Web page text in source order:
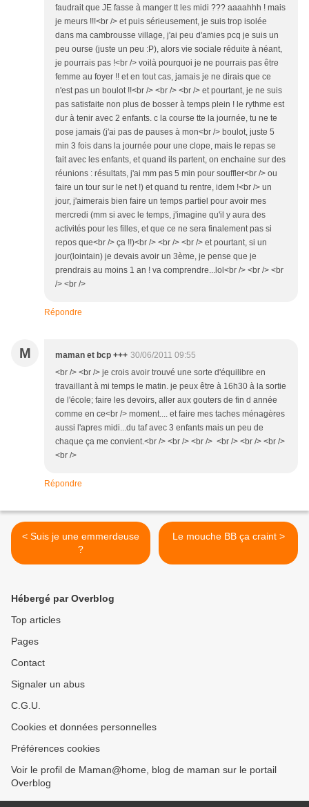
faudrait que JE fasse à manger tt les midi ??? aaaahhh ! mais
je meurs !!!<br /> et puis sérieusement, je suis trop isolée
dans ma cambrousse village, j'ai peu d'amies pcq je suis un
peu ourse (juste un peu :P), alors vie sociale réduite à néant,
je pourrais pas !<br /> voilà pourquoi je ne pourrais pas être
femme au foyer !! et en tout cas, jamais je ne dirais que ce
n'est pas un boulot !!<br /> <br /> <br /> et pourtant, je ne suis
pas satisfaite non plus de bosser à temps plein ! le rythme est
dur à tenir avec 2 enfants. c la course tte la journée, tu ne te
pose jamais (j'ai pas de pauses à mon<br /> boulot, juste 5
min 3 fois dans la journée pour une clope, mais le repas se
fait avec les enfants, et quand ils partent, on enchaine sur des
réunions : résultats, j'ai mm pas 5 min pour souffler<br /> ou
faire un tour sur le net !) et quand tu rentre, idem !<br /> un
jour, j'aimerais bien faire un temps partiel pour avoir mes
mercredi (mm si avec le temps, j'imagine qu'il y aura des
activités pour les filles, et que ce ne sera finalement pas si
repos que<br /> ça !!)<br /> <br /> <br /> et pourtant, si un
jour(lointain) je devais avoir un 3ème, je pense que je
prendrais au moins 1 an ! va comprendre...lol<br /> <br /> <br
/> <br />
Répondre
M maman et bcp +++ 30/06/2011 09:55
<br /> <br /> je crois avoir trouvé une sorte d'équilibre en
travaillant à mi temps le matin. je peux être à 16h30 à la sortie
de l'école; faire les devoirs, aller aux gouters de fin d année
comme en ce<br /> moment.... et faire mes taches ménagères
aussi l'apres midi...du taf avec 3 enfants mais un peu de
chaque ça me convient.<br /> <br /> <br /> <br /> <br /> <br />
<br />
Répondre
< Suis je une emmerdeuse
?
Le mouche BB ça craint >
Hébergé par Overblog
Top articles
Pages
Contact
Signaler un abus
C.G.U.
Cookies et données personnelles
Préférences cookies
Voir le profil de Maman@home, blog de maman sur le portail
Overblog